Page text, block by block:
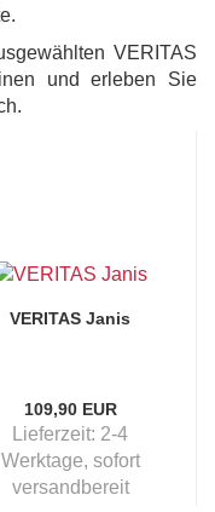
VERITAS
und erleben Sie
VERITAS Janis
109,90 EUR
Lieferzeit: 2-4
Werktage, sofort
versandbereit